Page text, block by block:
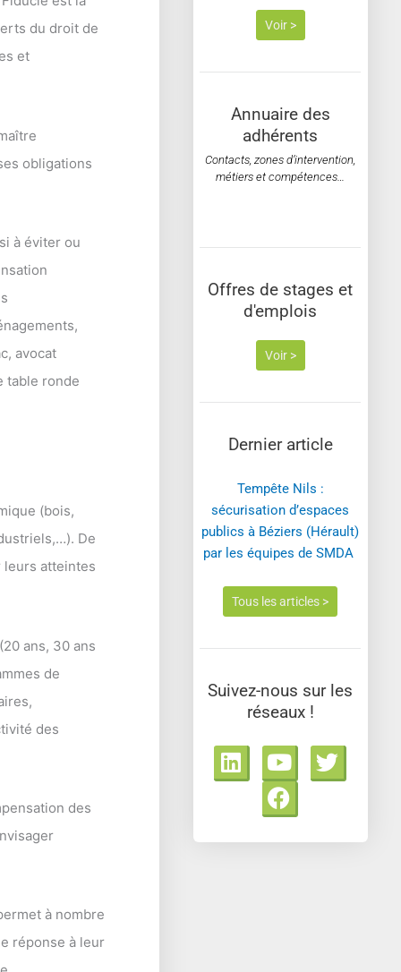
du droit de
et
obligations
à éviter ou
avocat
table ronde
(bois,
De
leurs atteintes
ans, 30 ans
de
des
des
à nombre
réponse à leur
Voir >
Annuaire des
adhérents
Contacts, zones d’intervention,
métiers et compétences…
Offres de stages et
d'emplois
Voir >
Dernier article
Tempête Nils :
sécurisation d’espaces
publics à Béziers (Hérault)
par les équipes de SMDA ​
Tous les articles >
Suivez-nous sur les
réseaux !
L
i
e
Y
o
u
t
u
T
w
t
F
a
c
e
b